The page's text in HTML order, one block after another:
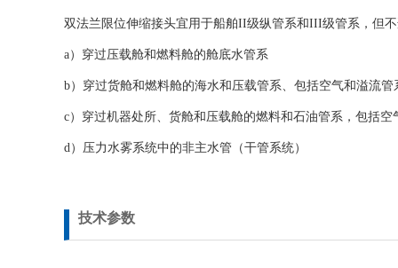
双法兰限位伸缩接头宜用于船舶II级纵管系和III级管系，但
a）穿过压载舱和燃料舱的舱底水管系
b）穿过货舱和燃料舱的海水和压载管系、包括空气和溢流管
c）穿过机器处所、货舱和压载舱的燃料和石油管系，包括空
d）压力水雾系统中的非主水管（干管系统）
技术参数